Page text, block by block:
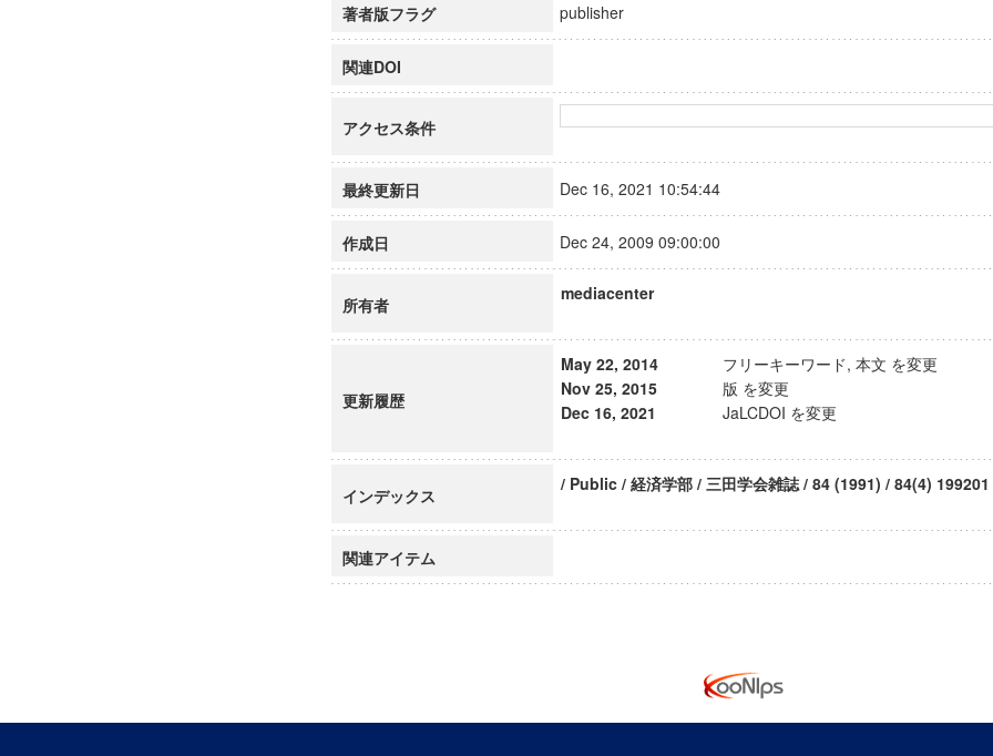
著者版フラグ publisher
関連DOI
アクセス条件
最終更新日 Dec 16, 2021 10:54:44
作成日 Dec 24, 2009 09:00:00
所有者
mediacenter
更新履歴
May 22, 2014
フリーキーワード, 本文 を変更
Nov 25, 2015
版 を変更
Dec 16, 2021
JaLCDOI を変更
インデックス
/ Public / 経済学部 / 三田学会雑誌 / 84 (1991) / 84(4) 199201
関連アイテム